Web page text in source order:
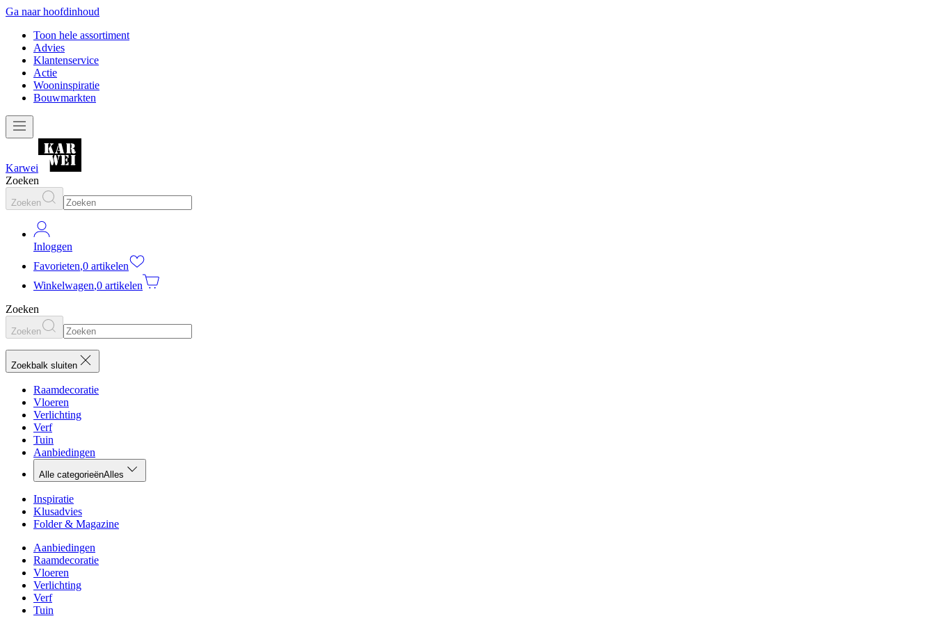
Ga naar hoofdinhoud
Toon hele assortiment
Advies
Klantenservice
Actie
Wooninspiratie
Bouwmarkten
Karwei
Zoeken
Zoeken
Inloggen
Favorieten,0 artikelen
Winkelwagen,0 artikelen
Zoeken
Zoeken
Zoekbalk sluiten
Raamdecoratie
Vloeren
Verlichting
Verf
Tuin
Aanbiedingen
Alle categorieënAlles
Inspiratie
Klusadvies
Folder & Magazine
Aanbiedingen
Raamdecoratie
Vloeren
Verlichting
Verf
Tuin